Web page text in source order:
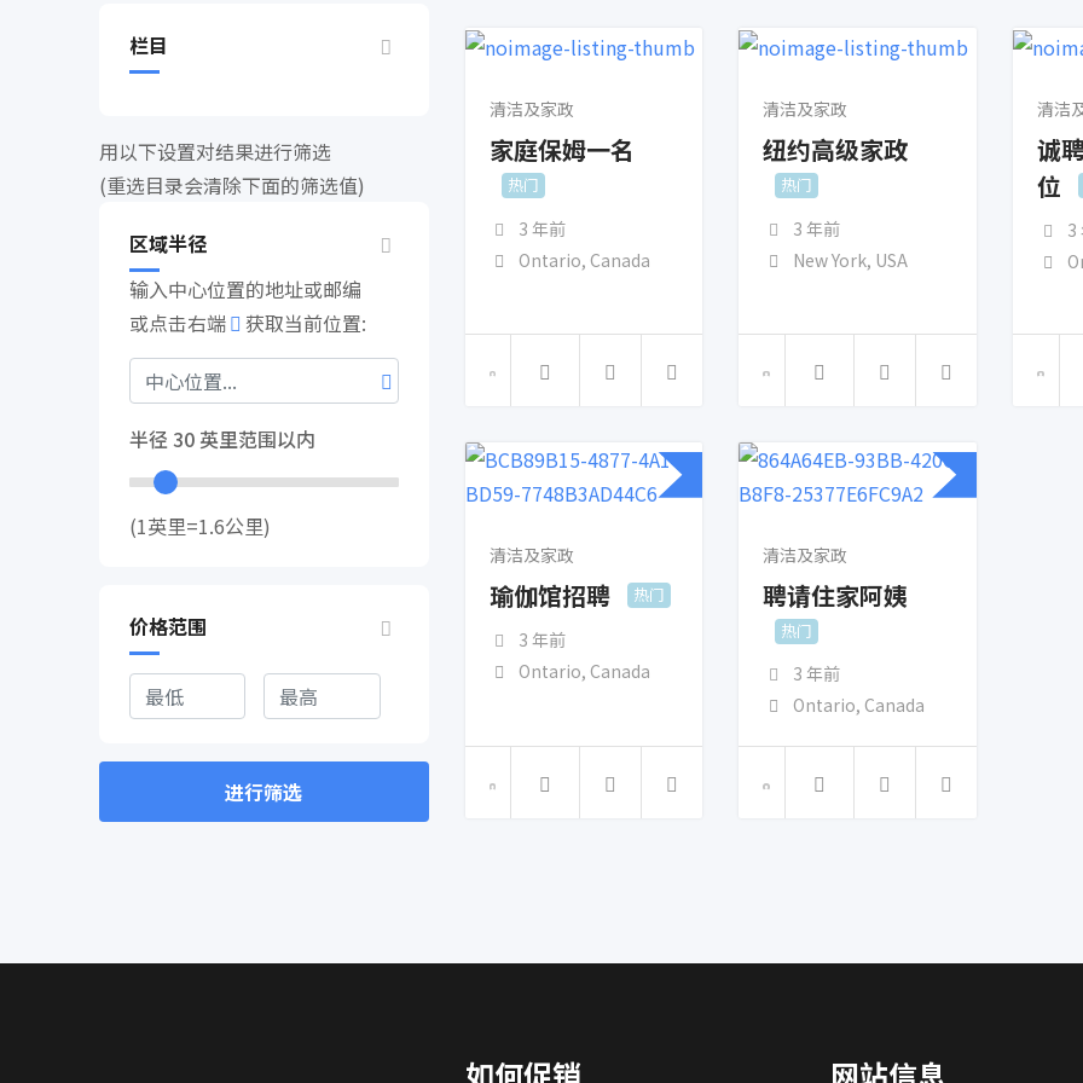
栏目
用以下设置对结果进行筛选
(重选目录会清除下面的筛选值)
区域半径
输入中心位置的地址或邮编
或点击右端
获取当前位置:
半径 30 英里范围以内
(1英里=1.6公里)
价格范围
进行筛选
清洁及家政
家庭保姆一名
热门
3 年前
Ontario, Canada
清洁及家政
纽约高级家政
热门
3 年前
New York, USA
清洁
诚
位
3
清洁及家政
瑜伽馆招聘 热门
3 年前
Ontario, Canada
清洁及家政
聘请住家阿姨
热门
3 年前
Ontario, Canada
如何促销 网站信息